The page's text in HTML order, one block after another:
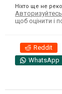
Ніхто ще не
Авторизуйтесь
щоб оцінити і
Reddit
WhatsApp